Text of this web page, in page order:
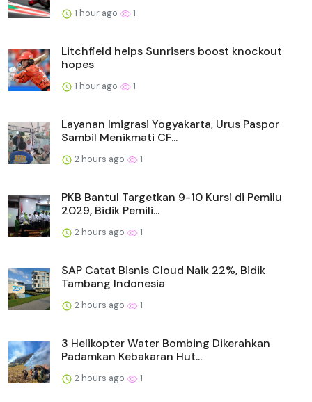
1 hour ago 1
Litchfield helps Sunrisers boost knockout
hopes
1 hour ago 1
Layanan Imigrasi Yogyakarta, Urus Paspor
Sambil Menikmati CF...
2 hours ago 1
PKB Bantul Targetkan 9-10 Kursi di Pemilu
2029, Bidik Pemili...
2 hours ago 1
SAP Catat Bisnis Cloud Naik 22%, Bidik
Tambang Indonesia
2 hours ago 1
3 Helikopter Water Bombing Dikerahkan
Padamkan Kebakaran Hut...
2 hours ago 1